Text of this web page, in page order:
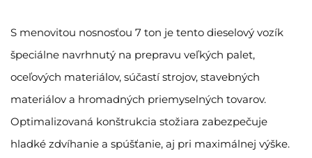
S menovitou nosnosťou 7 ton je tento dieselový vozík
špeciálne navrhnutý na prepravu veľkých palet,
oceľových materiálov, súčastí strojov, stavebných
materiálov a hromadných priemyselných tovarov.
Optimalizovaná konštrukcia stožiara zabezpečuje
hladké zdvíhanie a spúšťanie, aj pri maximálnej výške.